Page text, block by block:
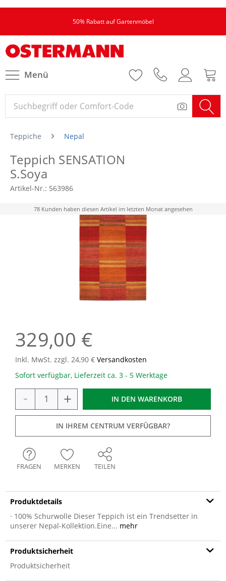
50% Rabatt auf Gartenmöbel
Menü
Teppiche Nepal
Teppich SENSATION
S.Soya
Artikel-Nr.: 563986
78 Kunden haben diesen Artikel im letzten Monat angesehen
329,00 €
Inkl. MwSt. zzgl. 24,90 € Versandkosten
Sofort verfügbar, Lieferzeit ca. 3 - 5 Werktage
- + IN DEN WARENKORB
IN IHREM CENTRUM VERFÜGBAR?
FRAGEN MERKEN TEILEN
Produktdetails
· 100% Schurwolle Dieser Teppich ist ein Trendsetter in
unserer Nepal-Kollektion.Eine... mehr
Produktsicherheit
Produktsicherheit